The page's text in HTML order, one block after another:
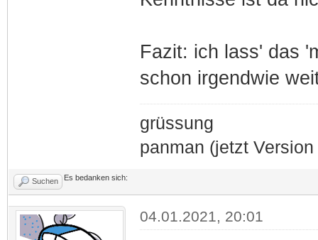
Fazit: ich lass' das
schon irgendwie
grüssung
panman (jetzt Version
Suchen Es bedanken sich:
04.01.2021, 20:01